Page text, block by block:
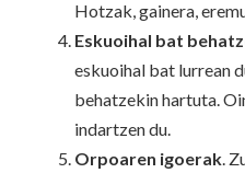
Hotzak, gainera,
Eskuoihal bat
eskuoihal bat lurrean
behatzekin hartuta.
indartzen du.
Orpoaren igoerak.